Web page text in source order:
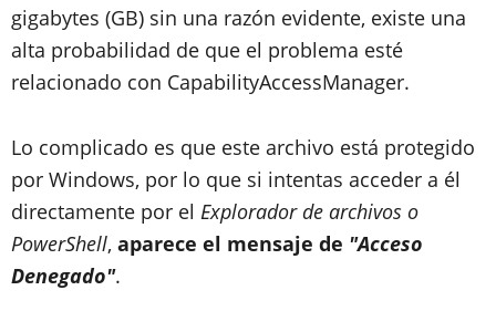
gigabytes (GB) sin una razón evidente, existe una
alta probabilidad de que el problema esté
relacionado con CapabilityAccessManager.
Lo complicado es que este archivo está protegido
por Windows, por lo que si intentas acceder a él
directamente por el Explorador de archivos o
PowerShell, aparece el mensaje de "Acceso
Denegado".